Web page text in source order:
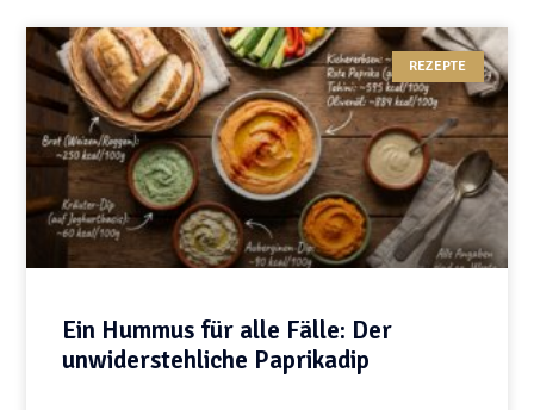
REZEPTE
Ein Hummus für alle Fälle: Der
unwiderstehliche Paprikadip